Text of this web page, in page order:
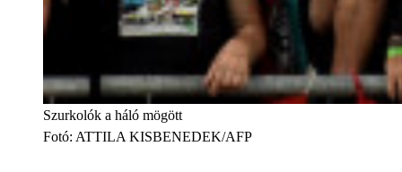
Szurkolók a háló mögött
Fotó: ATTILA KISBENEDEK/AFP